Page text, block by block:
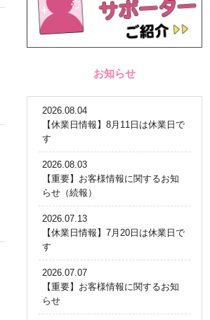
お知らせ
2026.08.04
【休業日情報】8月11日は休業日で
す
2026.08.03
【重要】お客様情報に関するお知
らせ（続報）
2026.07.13
【休業日情報】7月20日は休業日で
す
2026.07.07
【重要】お客様情報に関するお知
らせ